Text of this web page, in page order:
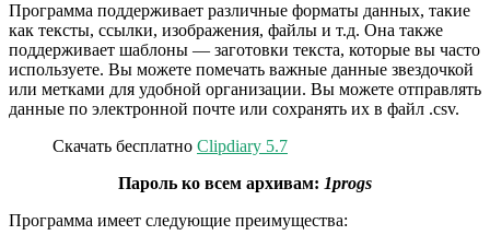
Программа поддерживает различные форматы данных, такие
как тексты, ссылки, изображения, файлы и т.д. Она также
поддерживает шаблоны — заготовки текста, которые вы часто
используете. Вы можете помечать важные данные звездочкой
или метками для удобной организации. Вы можете отправлять
данные по электронной почте или сохранять их в файл .csv.
Скачать бесплатно Clipdiary 5.7
Пароль ко всем архивам: 1progs
Программа имеет следующие преимущества: